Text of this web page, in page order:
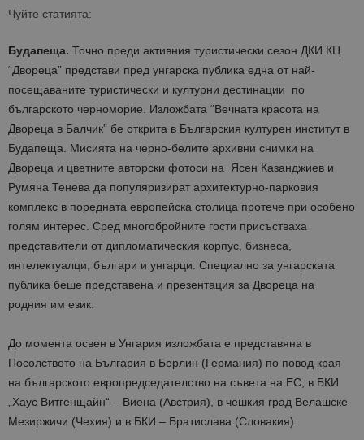
Чуйте статията:
Будапеща. Точно преди активния туристически сезон ДКИ КЦ
“Двореца” представи пред унгарска публика една от най-
посещаваните туристически и културни дестинации по
българското черноморие. Изложбата “Вечната красота на
Двореца в Балчик” бе открита в Българския културен институт в
Будапеща. Мисията на черно-белите архивни снимки на
Двореца и цветните авторски фотоси на Ясен Казанджиев и
Румяна Тенева да популяризират архитектурно-парковия
комплекс в поредната европейска столица протече при особено
голям интерес. Сред многобройните гости присъстваха
представители от дипломатическия корпус, бизнеса,
интелектуалци, българи и унгарци. Специално за унгарската
публика беше представена и презентация за Двореца на
родния им език.
До момента освен в Унгария изложбата е представяна в
Посолството на България в Берлин (Германия) по повод края
на българското европредседателство на съвета на ЕС, в БКИ
„Хаус Витгенщайн“ – Виена (Австрия), в чешкия град Велашске
Мезиржичи (Чехия) и в БКИ – Братислава (Словакия).